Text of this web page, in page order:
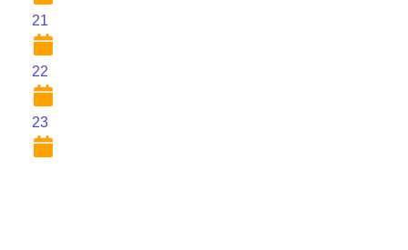
21
22
23